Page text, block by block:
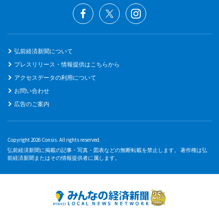
弘前経済新聞について
プレスリリース・情報提供はこちらから
アクセスデータの利用について
お問い合わせ
広告のご案内
Copyright 2026 Consis. All rights reserved.
弘前経済新聞に掲載の記事・写真・図表などの無断転載を禁止します。 著作権は弘
前経済新聞またはその情報提供者に属します。